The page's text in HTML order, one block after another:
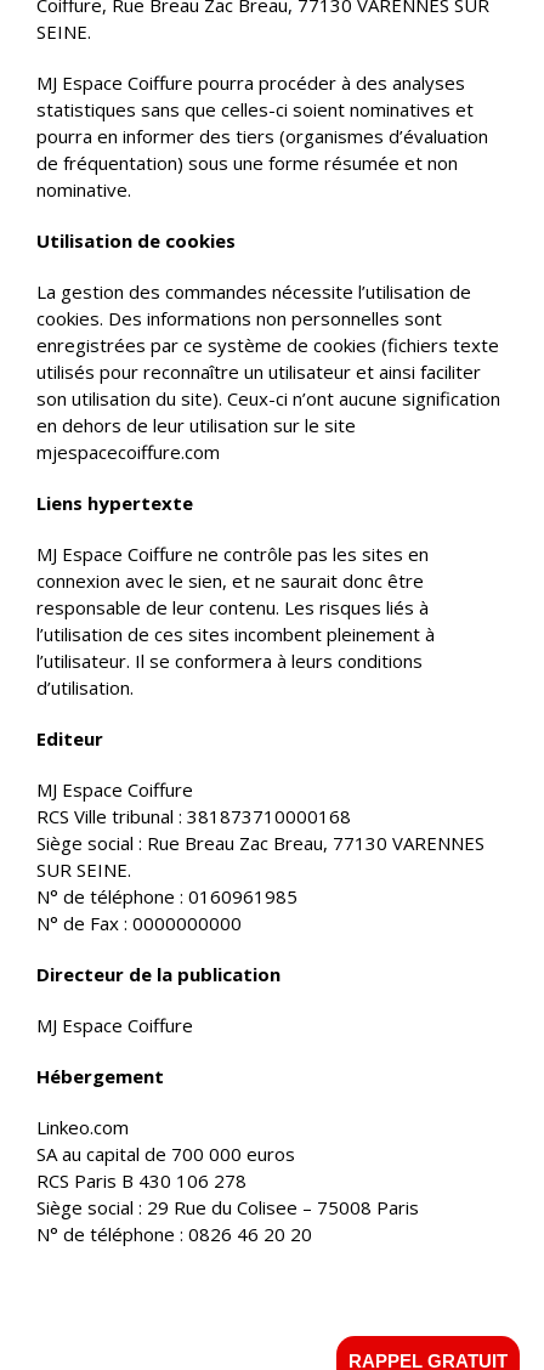
SEINE.
MJ Espace Coiffure pourra procéder à des analyses
statistiques sans que celles-ci soient nominatives et
pourra en informer des tiers (organismes d’évaluation
de fréquentation) sous une forme résumée et non
nominative.
Utilisation de cookies
La gestion des commandes nécessite l’utilisation de
cookies. Des informations non personnelles sont
enregistrées par ce système de cookies (fichiers texte
utilisés pour reconnaître un utilisateur et ainsi faciliter
son utilisation du site). Ceux-ci n’ont aucune signification
en dehors de leur utilisation sur le site
mjespacecoiffure.com
Liens hypertexte
MJ Espace Coiffure ne contrôle pas les sites en
connexion avec le sien, et ne saurait donc être
responsable de leur contenu. Les risques liés à
l’utilisation de ces sites incombent pleinement à
l’utilisateur. Il se conformera à leurs conditions
d’utilisation.
Editeur
MJ Espace Coiffure
RCS Ville tribunal : 381873710000168
Siège social : Rue Breau Zac Breau, 77130 VARENNES
SUR SEINE.
N° de téléphone : 0160961985
N° de Fax : 0000000000
Directeur de la publication
MJ Espace Coiffure
Hébergement
Linkeo.com
SA au capital de 700 000 euros
RCS Paris B 430 106 278
Siège social : 29 Rue du Colisee – 75008 Paris
N° de téléphone : 0826 46 20 20
vous du Lundi au Samedi de 9h à 19h NON STOP.
MJ ESPACE COIFFURE
© Copyright 2023 - MJ ESPACE COIFFURE -
381873710000168 - Tous droits réservés -
légales
facebook RAPPEL GRATUIT